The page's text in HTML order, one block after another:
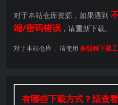
对于本站仓库资源，如果遇到
端/密码错误 ，请重新下载。
对于本站仓库， 请使用 多线程下载
有哪些下載方式？請查